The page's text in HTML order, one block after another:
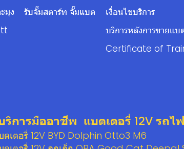
มุง
รับจั๊มสตาร์ท จั๊มแบต
เงื่อนไขบริการ
บริการหลังการขายแบ
Certificate of
การมืออาชีพ แบตเตอรี่ 12V รถไ
ตเตอรี่ 12V BYD Dolphin Otto3 M6